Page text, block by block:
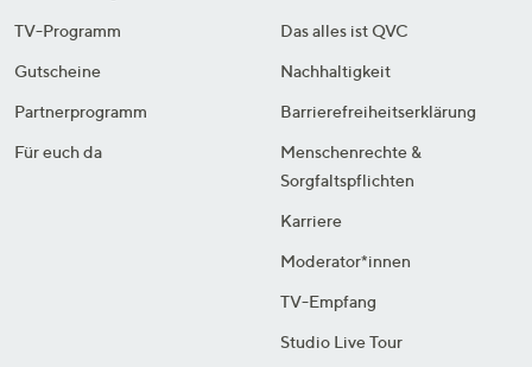
TV-Programm
Gutscheine
Partnerprogramm
Für euch da
Das alles ist QVC
Nachhaltigkeit
Barrierefreiheitserklärung
Menschenrechte &
Sorgfaltspflichten
Karriere
Moderator*innen
TV-Empfang
Studio Live Tour